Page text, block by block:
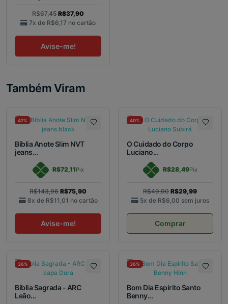
R$67,45 R$37,90
7x de R$6,17 no cartão
Avise-me!
Também Viram
47%
Bíblia Anote Slim NVT
jeans...
R$72,11Pix
R$143,96 R$75,90
8x de R$11,01 no cartão
Avise-me!
40%
O Cuidado do Corpo
Luciano...
R$28,49Pix
R$49,90 R$29,99
5x de R$6,00 sem juros
Comprar
36%
Bíblia Sagrada - ARC
Leão...
36%
Bom Dia Espirito Santo
Benny...